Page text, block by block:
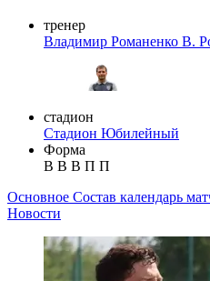
тренер
Владимир Романенко В.
стадион
Стадион Юбилейный
Форма
В В В П П
Основное Состав календарь
Новости